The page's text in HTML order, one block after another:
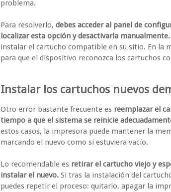
problema.
Para resolverlo, debes acceder al panel de
localizar esta opción y desactivarla manualmente.
instalar el cartucho compatible en su sitio. En la
para que el dispositivo reconozca los cartuchos
Instalar los cartuchos nuevos
Otro error bastante frecuente es reemplazar el
tiempo a que el sistema se reinicie
estos casos, la impresora puede mantener la
marcando el nuevo como si estuviera vacío.
Lo recomendable es retirar el cartucho viejo y
instalar el nuevo. Si tras la instalación del
puedes repetir el proceso: quitarlo, apagar la